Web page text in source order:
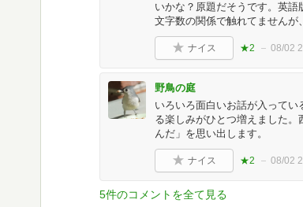
いかな？原題だそうです。英
文字数の関係で触れてませんが
ナイス ★2 08/02
野鳥の庭
いろいろ面白いお話が入って
る楽しみがひとつ増えました
んだ」を思い出します。
ナイス ★2 08/02
5件のコメントを全て見る